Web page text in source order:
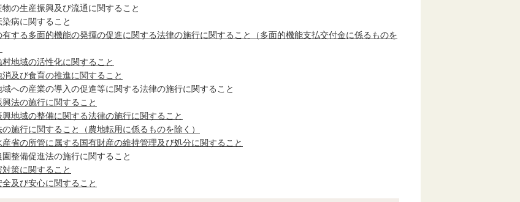
物の生産振興及び流通に関すること
病に関すること
有する多面的機能の発揮の促進に関する法律の施行に関すること（多面的機能支払交付金に係るものを
村地域の活性化に関すること
消及び食育の推進に関すること
域への産業の導入の促進等に関する法律の施行に関すること
興法の施行に関すること
興地域の整備に関する法律の施行に関すること
の施行に関すること（農地転用に係るものを除く）
産省の所管に属する国有財産の維持管理及び処分に関すること
園整備促進法の施行に関すること
対策に関すること
全及び安心に関すること